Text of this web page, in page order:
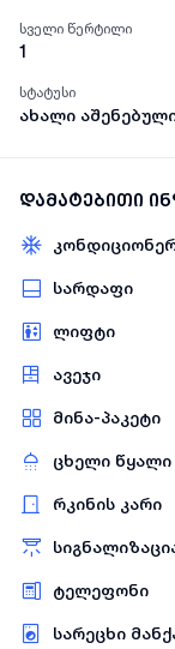
სველი წერტილი
1
სტატუსი
ახალი
დამატებითი
სარდაფი
ლიფტი
ავეჯი
მინა-პაკეტი
ცხელი წყალი
რკინის კარი
ტელეფონი
სარეცხი